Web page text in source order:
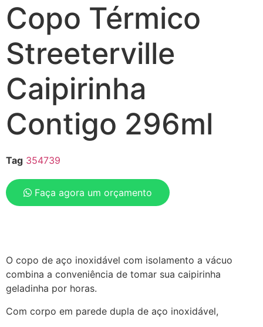
Copo Térmico
Streeterville
Caipirinha
Contigo 296ml
Tag 354739
Faça agora um orçamento
O copo de aço inoxidável com isolamento a vácuo
combina a conveniência de tomar sua caipirinha
geladinha por horas.
Com corpo em parede dupla de aço inoxidável,